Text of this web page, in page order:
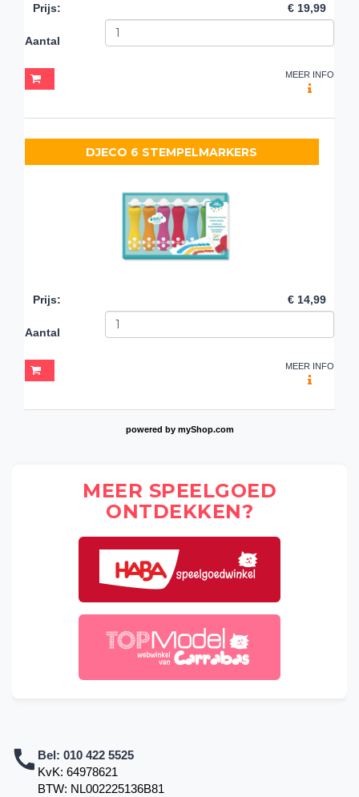
Prijs: € 19,99
Aantal
MEER INFO
DJECO 6 STEMPELMARKERS
Prijs: € 14,99
Aantal
MEER INFO
powered by myShop.com
MEER SPEELGOED
ONTDEKKEN?
Bel: 010 422 5525
KvK: 64978621
BTW: NL002225136B81